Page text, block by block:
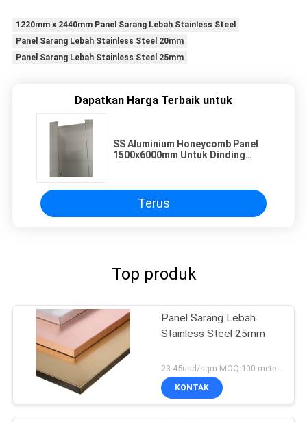
1220mm x 2440mm Panel Sarang Lebah Stainless Steel
Panel Sarang Lebah Stainless Steel 20mm
Panel Sarang Lebah Stainless Steel 25mm
Dapatkan Harga Terbaik untuk
SS Aluminium Honeycomb Panel
1500x6000mm Untuk Dinding
Terus
Top produk
Panel Sarang Lebah
Stainless Steel 25mm
KONTAK